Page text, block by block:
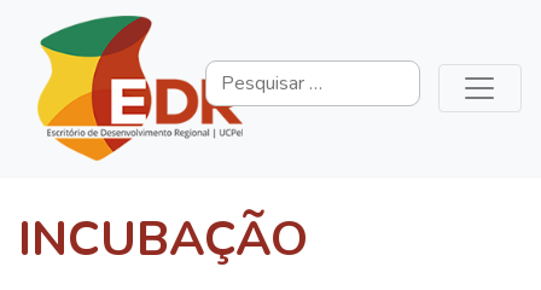
INCUBAÇÃO